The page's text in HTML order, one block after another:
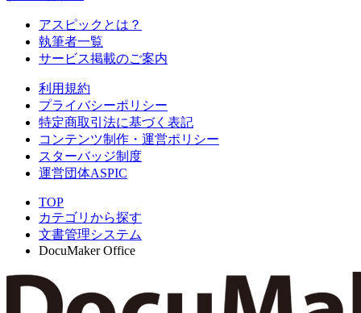
アスピックとは？
執筆者一覧
サービス掲載のご案内
利用規約
プライバシーポリシー
特定商取引法に基づく表記
コンテンツ制作・運営ポリシー
スターバッジ制度
運営団体ASPIC
TOP
カテゴリから探す
文書管理システム
DocuMaker Office